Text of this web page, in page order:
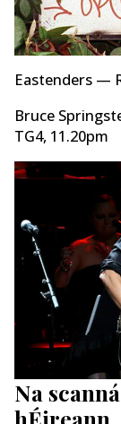
Eastenders —
Bruce
TG4, 11.20pm
Na